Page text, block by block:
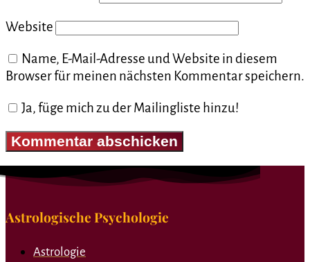
Website
Name, E-Mail-Adresse und Website in diesem
Browser für meinen nächsten Kommentar speichern.
Ja, füge mich zu der Mailingliste hinzu!
Astrologische Psychologie
Astrologie